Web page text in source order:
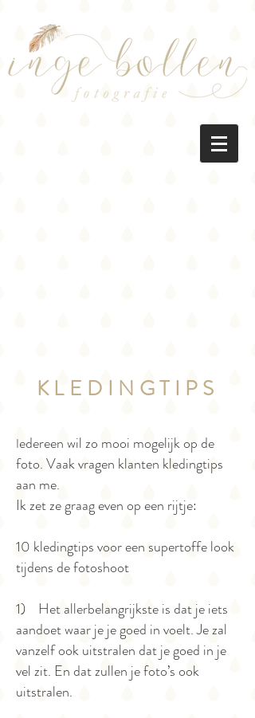
KLEDINGTIPS
Iedereen wil zo mooi mogelijk op de
foto. Vaak vragen klanten kledingtips
aan me.
Ik zet ze graag even op een rijtje:
10 kledingtips voor een supertoffe look
tijdens de fotoshoot
1) Het allerbelangrijkste is dat je iets
aandoet waar je je goed in voelt. Je zal
vanzelf ook uitstralen dat je goed in je
vel zit. En dat zullen je foto’s ook
uitstralen.